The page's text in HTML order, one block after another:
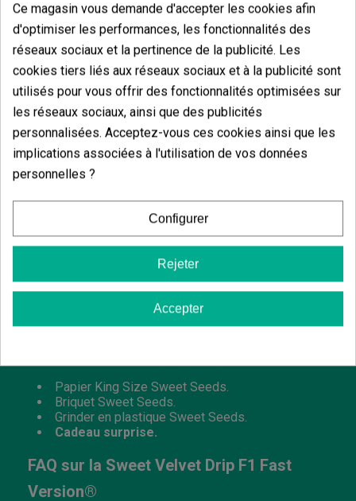
Elle commence par une sensation joyeuse et
stimulante, idéale pour favoriser lacréativité et la
conversation , et évolue progressivement vers une
relaxationagréable et durable. C'est une variété
conçue pour ceux qui cherchent à profiter de moments
de loisirs en toute tranquillité, avec une expérience
complète qui combine intensité, équilibre et
personnalité.
Pourquoi choisir la Sweet Velvet Drip ?
Édition limitée GB The Green Brand avec une
Collaboration entre Sweet Seeds et GB.
Variété féminisée F1 Fast Version® à floraison
rapide.
Accent sur la génétique moderne et différenciée.
Intéressante pour la collection ou
l'expérimentation.
Conçue pour ceux qui cherchent à sortir de
Papier King Size Sweet Seeds.
Briquet Sweet Seeds.
Grinder en plastique Sweet Seeds.
Cadeau surprise.
FAQ sur la Sweet Velvet Drip F1 Fast
Version®
Ce magasin vous demande d'accepter les cookies afin
d'optimiser les performances, les fonctionnalités des
réseaux sociaux et la pertinence de la publicité. Les
cookies tiers liés aux réseaux sociaux et à la publicité sont
utilisés pour vous offrir des fonctionnalités optimisées sur
les réseaux sociaux, ainsi que des publicités
personnalisées. Acceptez-vous ces cookies ainsi que les
implications associées à l'utilisation de vos données
personnelles ?
Configurer
Rejeter
Accepter